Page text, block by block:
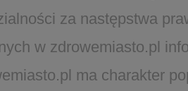
za następstwa
w zdrowemiasto.pl
ma charakter